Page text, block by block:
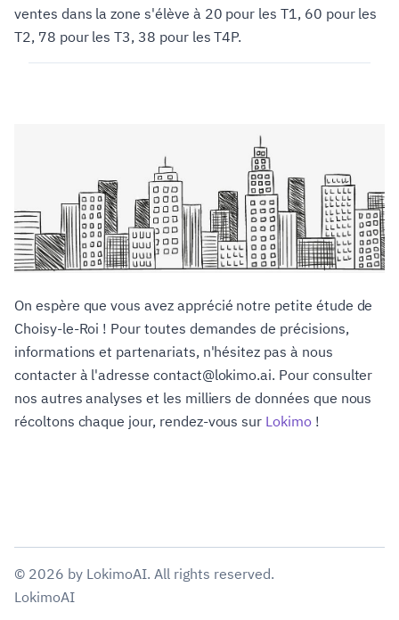
ventes dans la zone s'élève à 20 pour les T1, 60 pour les
T2, 78 pour les T3, 38 pour les T4P.
On espère que vous avez apprécié notre petite étude de
Choisy-le-Roi ! Pour toutes demandes de précisions,
informations et partenariats, n'hésitez pas à nous
contacter à l'adresse contact@lokimo.ai. Pour consulter
nos autres analyses et les milliers de données que nous
récoltons chaque jour, rendez-vous sur Lokimo!
© 2026 by LokimoAI. All rights reserved.
LokimoAI